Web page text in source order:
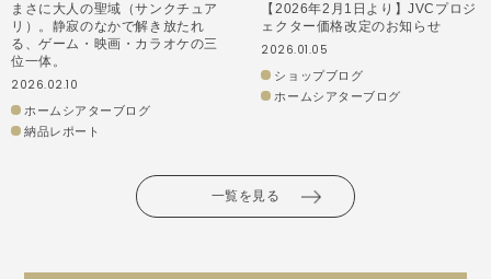
まさに大人の聖域（サンクチュア
リ）。静寂のなかで解き放たれ
る、ゲーム・映画・カラオケの三
位一体。
2026.02.10
ホームシアターブログ
納品レポート
【2026年2月1日より】JVCプロジ
ェクター価格改定のお知らせ
2026.01.05
ショップブログ
ホームシアターブログ
一覧を見る